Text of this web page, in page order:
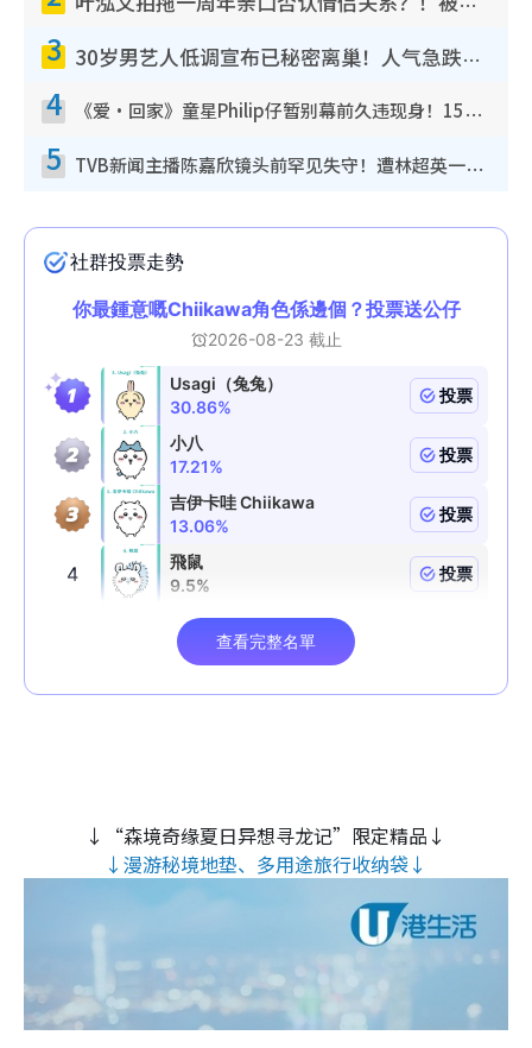
3 30岁男艺人低调宣布已秘密离巢！人气急跌变失踪人口：“这几年过得并不容易”
4 《爱·回家》童星Philip仔暂别幕前久违现身！15岁近况暴风成长长高变帅气少年
5 TVB新闻主播陈嘉欣镜头前罕见失守！遭林超英一句话突袭吓坏当场大笑
↓“森境奇缘夏日异想寻龙记”限定精品↓
↓漫游秘境地垫、多用途旅行收纳袋↓